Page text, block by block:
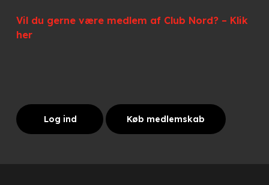
Vil du gerne være medlem af Club Nord? – Klik
her
Log ind Køb medlemskab